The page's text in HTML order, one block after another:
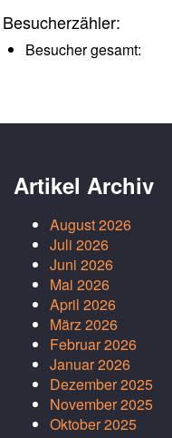
Besucherzähler:
Besucher gesamt:
Artikel Archiv
August 2026
Juli 2026
Juni 2026
Mai 2026
April 2026
März 2026
Februar 2026
Januar 2026
Dezember 2025
November 2025
Oktober 2025